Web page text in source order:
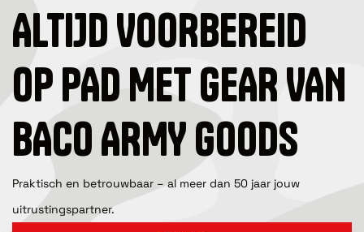
ALTIJD VOORBEREID
OP PAD MET GEAR VAN
BACO ARMY GOODS
Praktisch en betrouwbaar – al meer dan 50 jaar jouw
uitrustingspartner.